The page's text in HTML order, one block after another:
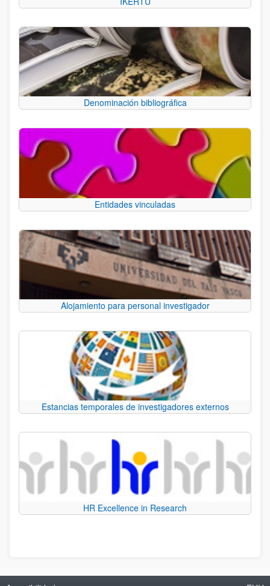
Denominación bibliográfica
Entidades vinculadas
Alojamiento para personal investigador
Estancias temporales de investigadores externos
HR Excellence in Research